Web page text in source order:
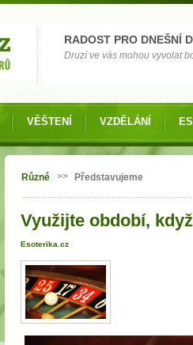
RADOST PRO DNEŠNÍ
Druzí ve vás mohou vyvolat
VĚŠTENÍ VZDĚLÁNÍ
Jste zde
Různé >> Představujeme
Využijte období,
Esoterika.cz